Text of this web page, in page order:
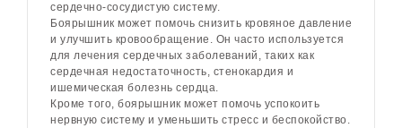
сердечно-сосудистую систему.
Боярышник может помочь снизить кровяное давление
и улучшить кровообращение. Он часто используется
для лечения сердечных заболеваний, таких как
сердечная недостаточность, стенокардия и
ишемическая болезнь сердца.
Кроме того, боярышник может помочь успокоить
нервную систему и уменьшить стресс и беспокойство.